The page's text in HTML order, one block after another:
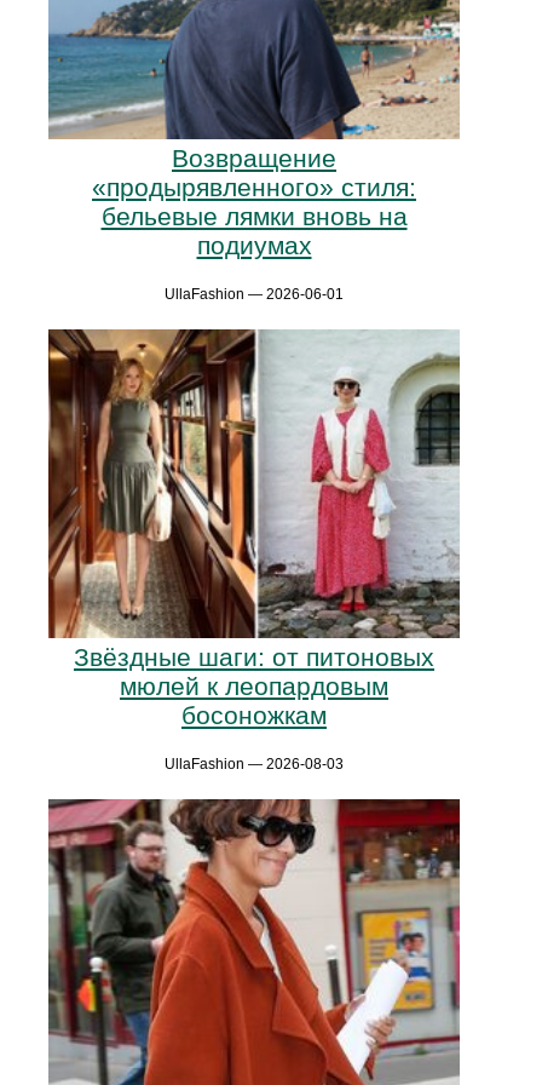
Возвращение
«продырявленного» стиля:
бельевые лямки вновь на
подиумах
UllaFashion — 2026-06-01
Звёздные шаги: от питоновых
мюлей к леопардовым
босоножкам
UllaFashion — 2026-08-03